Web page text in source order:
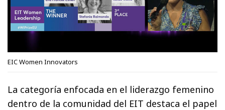
EIC Women Innovators
La categoría enfocada en el liderazgo femenino
dentro de la comunidad del EIT destaca el papel